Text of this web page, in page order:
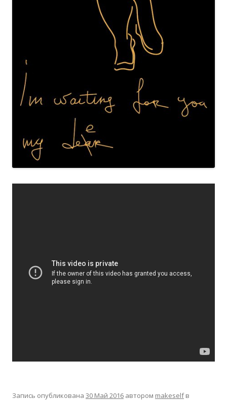
Запись опубликована 30 Май 2016 автором makeselfв